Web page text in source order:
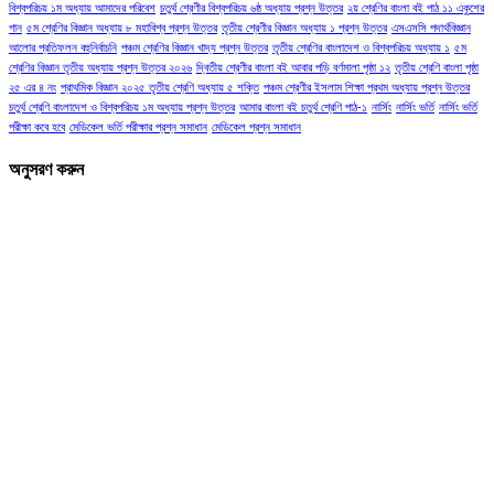
বিশ্বপরিচয় ১ম অধ্যায় আমাদের পরিবেশ চতুর্থ শ্রেণীর বিশ্বপরিচয় ৬ষ্ঠ অধ্যায় প্রশ্ন উত্তর ২য় শ্রেণির বাংলা বই পাঠ ১১ একুশের
গান ৫ম শ্রেণির বিজ্ঞান অধ্যায় ৮ মহাবিশ্ব প্রশ্ন উত্তর তৃতীয় শ্রেণীর বিজ্ঞান অধ্যায় ১ প্রশ্ন উত্তর এসএসসি পদার্থবিজ্ঞান
আলোর প্রতিফলন বহুনির্বাচনি পঞ্চম শ্রেণির বিজ্ঞান খাদ্য প্রশ্ন উত্তর তৃতীয় শ্রেণির বাংলাদেশ ও বিশ্বপরিচয় অধ্যায় ১ ৫ম
শ্রেণির বিজ্ঞান তৃতীয় অধ্যায় প্রশ্ন উত্তর ২০২৬ দ্বিতীয় শ্রেণীর বাংলা বই আবার পড়ি বর্ণমালা পৃষ্ঠা ১২ তৃতীয় শ্রেণি বাংলা পৃষ্ঠা
২৫ এর ৪ নং প্রাথমিক বিজ্ঞান ২০২৫ তৃতীয় শ্রেণি অধ্যায় ৫ শক্তি পঞ্চম শ্রেণীর ইসলাম শিক্ষা প্রথম অধ্যায় প্রশ্ন উত্তর
চতুর্থ শ্রেণি বাংলাদেশ ও বিশ্বপরিচয় ১ম অধ্যায় প্রশ্ন উত্তর আমার বাংলা বই চতুর্থ শ্রেণি পাঠ-১ নার্সিং নার্সিং ভর্তি নার্সিং ভর্তি
পরীক্ষা কবে হবে মেডিকেল ভর্তি পরীক্ষার প্রশ্ন সমাধান মেডিকেল প্রশ্ন সমাধান
অনুসরণ করুন